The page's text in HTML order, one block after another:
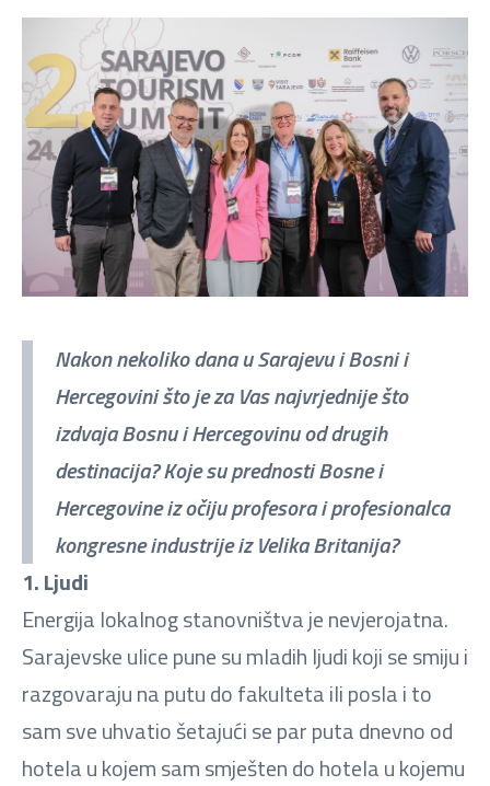
Nakon nekoliko dana u Sarajevu i Bosni i
Hercegovini što je za Vas najvrjednije što
izdvaja Bosnu i Hercegovinu od drugih
destinacija? Koje su prednosti Bosne i
Hercegovine iz očiju profesora i profesionalca
kongresne industrije iz Velika Britanija?
1. Ljudi
Energija lokalnog stanovništva je nevjerojatna.
Sarajevske ulice pune su mladih ljudi koji se smiju i
razgovaraju na putu do fakulteta ili posla i to
sam sve uhvatio šetajući se par puta dnevno od
hotela u kojem sam smješten do hotela u kojemu